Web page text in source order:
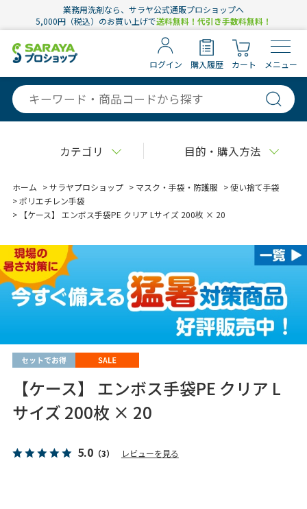
業務用洗剤なら、サラヤ公式通販プロショップへ
5,000円（税込）のお買い上げで送料無料！代引き手数料無料！
ログイン 購入履歴 カート メニュー
カテゴリ 目的・購入方法
ホーム >サラヤプロショップ > マスク・手袋・防護服 >使い捨て手袋
>ポリエチレン手袋
>
【ケース】 エンボス手袋PE クリア Lサイズ 200枚 × 20
【ケース】 エンボス手袋PE クリア L
サイズ 200枚 × 20
5.0（3） レビューを見る